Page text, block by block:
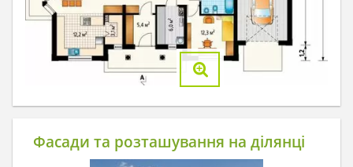
Фасади та розташування на ділянці